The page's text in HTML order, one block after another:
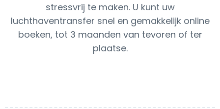
stressvrij te maken. U kunt uw
luchthaventransfer snel en gemakkelijk online
boeken, tot 3 maanden van tevoren of ter
plaatse.